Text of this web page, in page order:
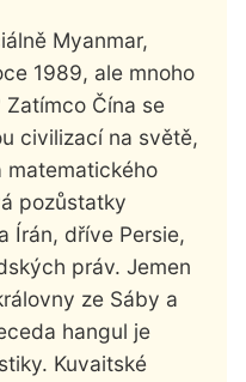
Myanmar,
1989, ale mnoho
Čína se
civilizací na světě,
matematického
pozůstatky
Írán, dříve Persie,
práv. Jemen
ze Sáby a
hangul je
Kuvaitské